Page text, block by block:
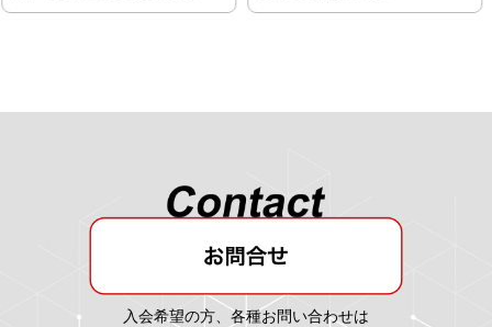
入会希望の方、各種お問い合わせは